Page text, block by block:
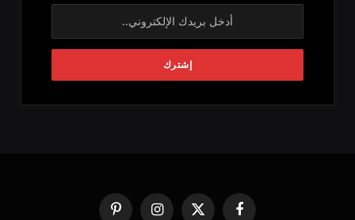
فيسبوك X الانستغرامبينتيريست